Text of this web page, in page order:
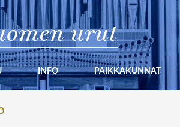
urut
INFO PAIKKAKUNNAT